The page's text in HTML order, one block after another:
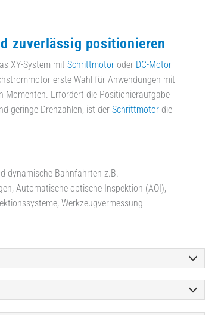
zuverlässig positionieren
XY-System mit Schrittmotoroder DC-Motor
erste Wahl für Anwendungen mit
Momenten. Erfordert die Positionieraufgabe
geringe Drehzahlen, ist der Schrittmotordie
dynamische Bahnfahrten z.B.
Automatische optische Inspektion (AOI),
Werkzeugvermessung